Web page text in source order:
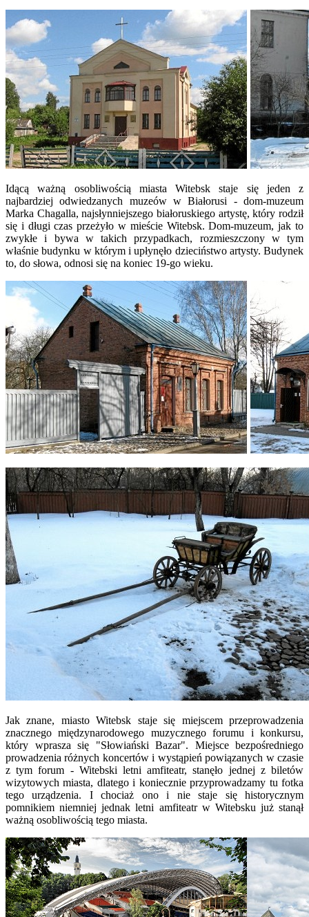
Idącą ważną osobliwością miasta Witebsk staje się jeden z
najbardziej odwiedzanych muzeów w Białorusi - dom-muzeum
Marka Chagalla, najsłynniejszego białoruskiego artystę, który rodził
się i długi czas przeżyło w mieście Witebsk. Dom-muzeum, jak to
zwykłe i bywa w takich przypadkach, rozmieszczony w tym
właśnie budynku w którym i upłynęło dzieciństwo artysty. Budynek
to, do słowa, odnosi się na koniec 19-go wieku.
Jak znane, miasto Witebsk staje się miejscem przeprowadzenia
znacznego międzynarodowego muzycznego forumu i konkursu,
który wprasza się "Słowiański Bazar". Miejsce bezpośredniego
prowadzenia różnych koncertów i wystąpień powiązanych w czasie
z tym forum - Witebski letni amfiteatr, stanęło jednej z biletów
wizytowych miasta, dlatego i koniecznie przyprowadzamy tu fotka
tego urządzenia. I chociaż ono i nie staje się historycznym
pomnikiem niemniej jednak letni amfiteatr w Witebsku już stanął
ważną osobliwością tego miasta.